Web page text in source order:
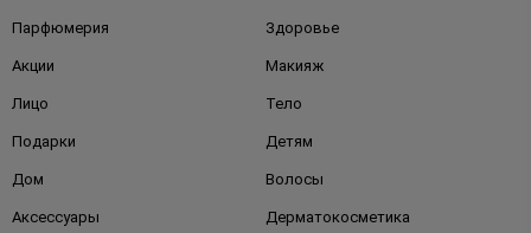
Парфюмерия Здоровье
Акции Макияж
Лицо Тело
Подарки Детям
Дом Волосы
Аксессуары Дерматокосметика